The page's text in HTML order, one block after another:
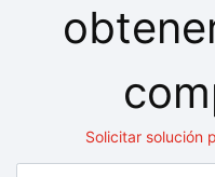
Solicitar solución